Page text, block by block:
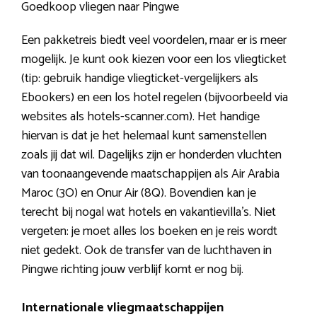
Goedkoop vliegen naar Pingwe
Een pakketreis biedt veel voordelen, maar er is meer
mogelijk. Je kunt ook kiezen voor een los vliegticket
(tip: gebruik handige vliegticket-vergelijkers als
Ebookers) en een los hotel regelen (bijvoorbeeld via
websites als hotels-scanner.com). Het handige
hiervan is dat je het helemaal kunt samenstellen
zoals jij dat wil. Dagelijks zijn er honderden vluchten
van toonaangevende maatschappijen als Air Arabia
Maroc (3O) en Onur Air (8Q). Bovendien kan je
terecht bij nogal wat hotels en vakantievilla’s. Niet
vergeten: je moet alles los boeken en je reis wordt
niet gedekt. Ook de transfer van de luchthaven in
Pingwe richting jouw verblijf komt er nog bij.
Internationale vliegmaatschappijen